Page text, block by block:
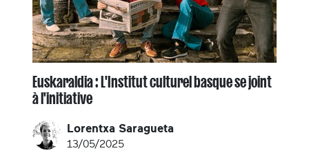
Euskaraldia : L'Institut culturel basque se joint
à l'initiative
Lorentxa Saragueta
13/05/2025